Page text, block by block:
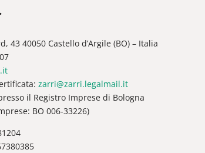
43 40050 Castello d’Argile (BO) – Italia
zarri@zarri.legalmail.it
il Registro Imprese di Bologna
BO 006-33226)